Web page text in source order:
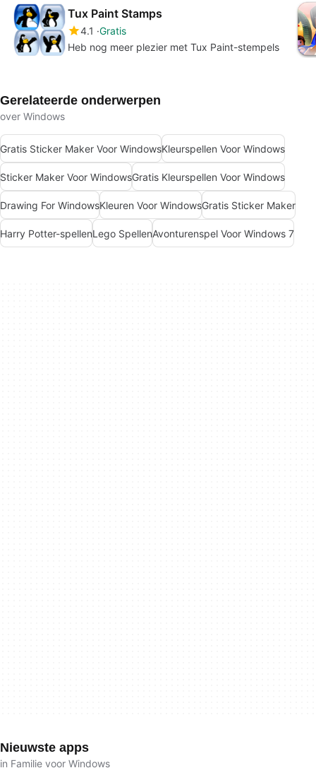
Tux Paint Stamps
4.1 Gratis
Heb nog meer plezier met Tux Paint-stempels
Gerelateerde onderwerpen
over Windows
Gratis Sticker Maker Voor WindowsKleurspellen Voor Windows
Sticker Maker Voor WindowsGratis Kleurspellen Voor Windows
Drawing For WindowsKleuren Voor WindowsGratis Sticker Maker
Harry Potter-spellenLego SpellenAvonturenspel Voor Windows 7
Nieuwste apps
in Familie voor Windows